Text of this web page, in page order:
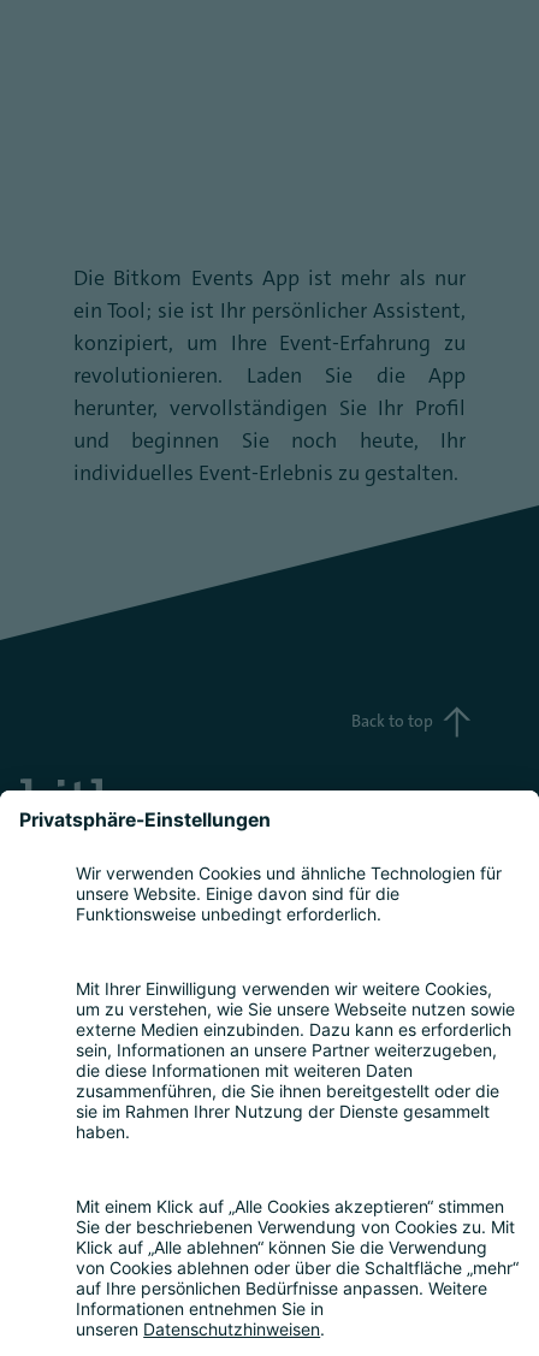
Die Bitkom Events App ist mehr als nur
ein Tool; sie ist Ihr persönlicher Assistent,
konzipiert, um Ihre Event-Erfahrung zu
revolutionieren. Laden Sie die App
herunter, vervollständigen Sie Ihr Profil
und beginnen Sie noch heute, Ihr
individuelles Event-Erlebnis zu gestalten.
Back to top
Teilnahme
Themen
Bitkom Events App
Über uns
Rückblick
Kontakt
Sonstiges
Partner werden